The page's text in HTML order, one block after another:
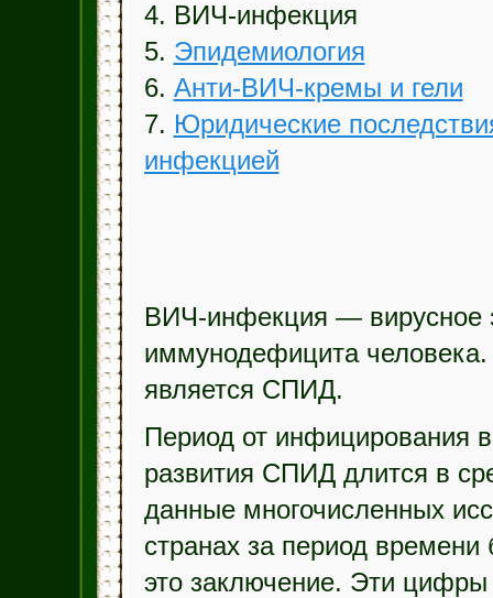
4. ВИЧ-инфекция
5. Эпидемиология
6. Анти-ВИЧ-кремы и гели
7. Юридические
инфекцией
ВИЧ-инфекция — вирусное
иммунодефицита
является СПИД.
Период от инфицирования
развития СПИД длится в
данные многочисленных
странах за период
это заключение. Эти